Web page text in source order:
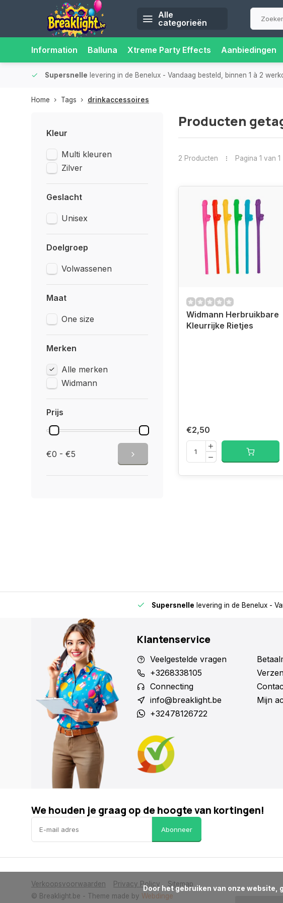
Alle
categorieën
Information Balluna Xtreme Party Effects Aanbiedingen
Supersnelle levering in de Benelux - Vandaag besteld, binnen 1 à 2
Home Tags drinkaccessoires
Kleur
Multi kleuren
Zilver
Geslacht
Unisex
Doelgroep
Volwassenen
Maat
One size
Merken
Alle merken
Widmann
Prijs
€0 - €5
Producten
2 Producten Pagina 1 van 1
Widmann Herbruikbare
Kleurrijke Rietjes
€2,50
Supersnelle levering in de Benelux -
Klantenservice
Veelgestelde vragen
+3268338105
Connecting
info@breaklight.be
+32478126722
Mijn
We houden je graag op de hoogte van kortingen!
Abonneer
Verkoopsvoorwaarden Privacy Policy
Sitemap
© Breaklight.be - Theme made by Webdinge
      Door het gebruiken van onze website, ga je akkoord met het gebruik van cookies om onze website te verbeteren.